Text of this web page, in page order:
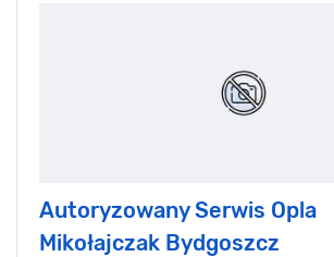
Autoryzowany Serwis Opla
Mikołajczak Bydgoszcz